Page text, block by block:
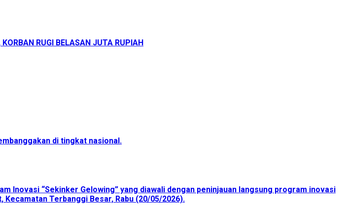
RUGI BELASAN JUTA RUPIAH
di tingkat nasional.
Inovasi “Sekinker Gelowing” yang diawali dengan peninjauan langsung program inovasi
Terbanggi Besar, Rabu (20/05/2026).